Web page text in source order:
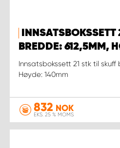
INNSATSBOKSSETT
BREDDE: 612,5MM,
Innsatsbokssett 21 stk til skuff
Høyde: 140mm
832 NOK
EKS. 25 % MOMS